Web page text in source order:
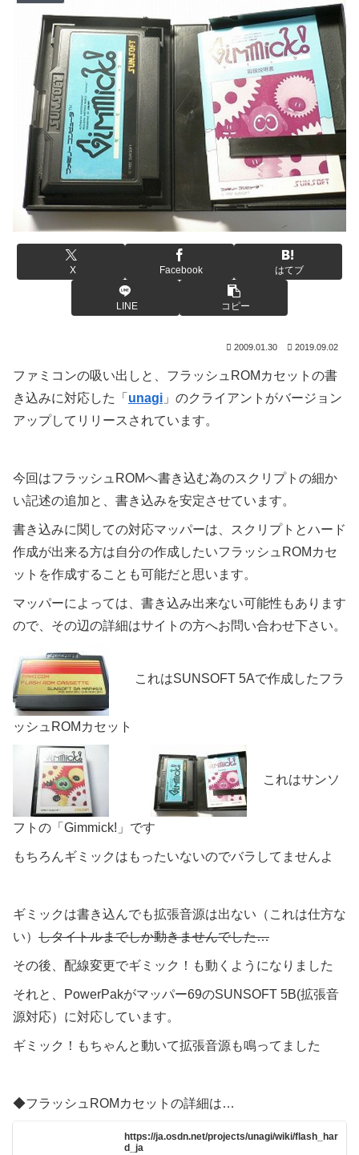
X Facebook はてブ
LINE コピー
2009.01.30 2019.09.02
ファミコンの吸い出しと、フラッシュROMカセットの書
き込みに対応した「 unagi 」のクライアントがバージョン
アップしてリリースされています。
今回はフラッシュROMへ書き込む為のスクリプトの細か
い記述の追加と、書き込みを安定させています。
書き込みに関しての対応マッパーは、スクリプトとハード
作成が出来る方は自分の作成したいフラッシュROMカセ
ットを作成することも可能だと思います。
マッパーによっては、書き込み出来ない可能性もあります
ので、その辺の詳細はサイトの方へお問い合わせ下さい。
これはSUNSOFT 5Aで作成したフラ
ッシュROMカセット
これはサンソ
フトの「Gimmick!」です
もちろんギミックはもったいないのでバラしてませんよ
ギミックは書き込んでも拡張音源は出ない（これは仕方な
い） しタイトルまでしか動きませんでした…
その後、配線変更でギミック！も動くようになりました
それと、PowerPakがマッパー69のSUNSOFT 5B(拡張音
源対応）に対応しています。
ギミック！もちゃんと動いて拡張音源も鳴ってました
◆フラッシュROMカセットの詳細は…
https://ja.osdn.net/projects/unagi/wiki/flash_har
d_ja